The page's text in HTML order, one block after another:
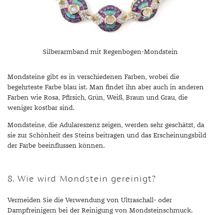
Silberarmband mit Regenbogen-Mondstein
Mondsteine gibt es in verschiedenen Farben, wobei die
begehrteste Farbe blau ist. Man findet ihn aber auch in anderen
Farben wie Rosa, Pfirsich, Grün, Weiß, Braun und Grau, die
weniger kostbar sind.
Mondsteine, die Adulareszenz zeigen, werden sehr geschätzt, da
sie zur Schönheit des Steins beitragen und das Erscheinungsbild
der Farbe beeinflussen können.
8. Wie wird Mondstein gereinigt?
Vermeiden Sie die Verwendung von Ultraschall- oder
Dampfreinigern bei der Reinigung von Mondsteinschmuck.